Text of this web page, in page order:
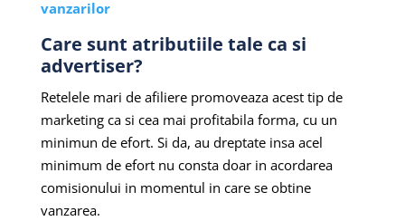
vanzarilor
Care sunt atributiile tale ca si
advertiser?
Retelele mari de afiliere promoveaza acest tip de
marketing ca si cea mai profitabila forma, cu un
minimun de efort. Si da, au dreptate insa acel
minimum de efort nu consta doar in acordarea
comisionului in momentul in care se obtine
vanzarea.